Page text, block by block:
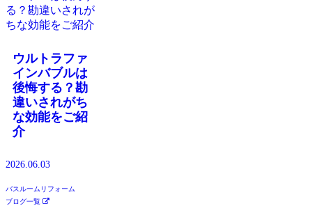
ウルトラファ
インバブルは
後悔する？勘
違いされがち
な効能をご紹
介
2026.06.03
バスルームリフォーム
ブログ一覧